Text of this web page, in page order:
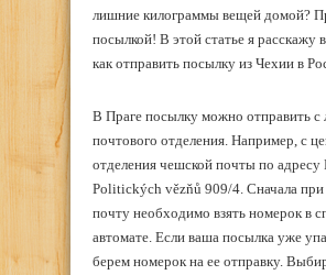
лишние килограммы вещей домой?
посылкой! В этой статье я расскажу
как отправить посылку из Чехии в
В Праге посылку можно отправить с
почтового отделения. Например, с
отделения чешской почты по адресу
Politických vězňů 909/4. Сначала при
почту необходимо взять номерок в
автомате. Если ваша посылка уже
берем номерок на ее отправку.